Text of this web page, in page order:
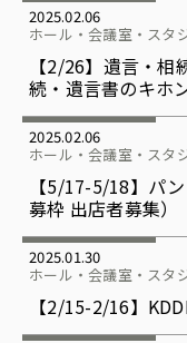
2025.02.06
ホール・会議室・スタ
【2/26】遺言・
続・遺言書のキホ
2025.02.06
ホール・会議室・スタ
【5/17-5/18】パ
募枠 出店者募集）
2025.01.30
ホール・会議室・スタ
【2/15-2/16】